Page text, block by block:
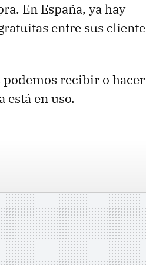
En España, ya hay
entre sus
recibir o hacer
está en uso.